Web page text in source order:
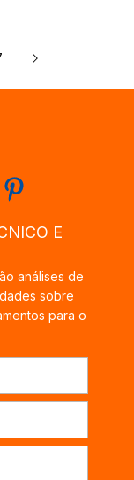
E
análises de
sobre
para o